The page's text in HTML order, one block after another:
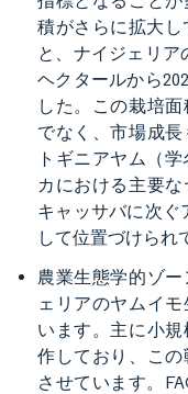
積がさらに拡大し
と、ナイジェリア
ヘクタールから
した。この栽培
でなく、市場成
トギニアヤム（
カにおける主要な
キャッサバに次ぐ
して位置づけられ
農業生態学的ゾ
ェリアのヤムイ
います。主に小
作しており、こ
させています。